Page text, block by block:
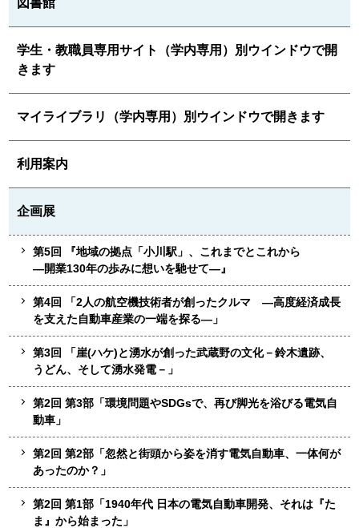
図書館
学生・教職員専用サイト（学内専用）別ウインドウで開
きます
マイライブラリ（学内専用）別ウインドウで開きます
利用案内
企画展
第5回 『地域の拠点「小川駅」、これまでとこれから
—開業130年の歩みに想いを馳せて—』
第4回 「2人の航空機技術者が創ったクルマ —高度経済成長
を支えた自動車産業の一端を探る—」
第3回 「崖(ハケ)と湧水が創った武蔵野の文化－鈴木遺跡、
うどん、そして湧水発電－」
第2回 第3部「環境問題やSDGsで、再び脚光を浴びる電気自
動車」
第2回 第2部「忽然と街頭から姿を消す電気自動車、一体何が
あったのか？」
第2回 第1部「1940年代 日本の電気自動車開発、それは『た
ま』から始まった」